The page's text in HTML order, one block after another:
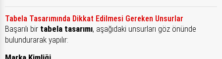
Tabela Tasarımında Dikkat Edilmesi Gereken Unsurlar
Başarılı bir tabela tasarımı, aşağıdaki unsurları göz önünde
bulundurarak yapılır: